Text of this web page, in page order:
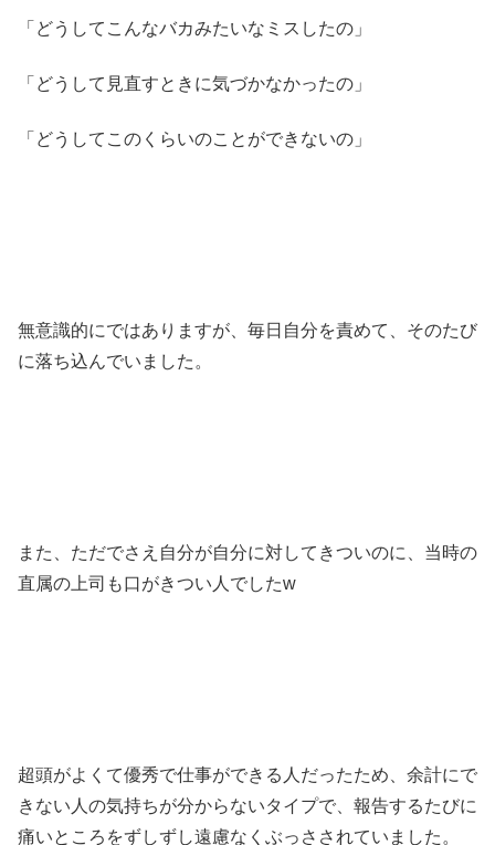
「どうしてこんなバカみたいなミスしたの」
「どうして見直すときに気づかなかったの」
「どうしてこのくらいのことができないの」
無意識的にではありますが、毎日自分を責めて、そのたび
に落ち込んでいました。
また、ただでさえ自分が自分に対してきついのに、当時の
直属の上司も口がきつい人でしたw
超頭がよくて優秀で仕事ができる人だったため、余計にで
きない人の気持ちが分からないタイプで、報告するたびに
痛いところをずしずし遠慮なくぶっさされていました。